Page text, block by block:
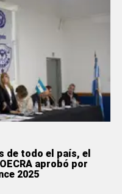
de todo el país, el
aprobó por
2025